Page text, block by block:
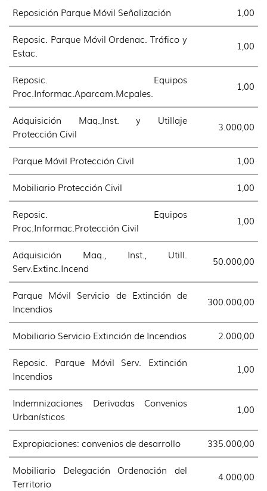
Reposición Parque Móvil Señalización 1,00
Reposic. Parque Móvil Ordenac. Tráfico y
Estac.
1,00
Reposic. Equipos
Proc.Informac.Aparcam.Mcpales.
1,00
Adquisición Maq.,Inst. y Utillaje
Protección Civil
3.000,00
Parque Móvil Protección Civil 1,00
Mobiliario Protección Civil 1,00
Reposic. Equipos
Proc.Informac.Protección Civil
1,00
Adquisición Maq., Inst., Utill.
Serv.Extinc.Incend
50.000,00
Parque Móvil Servicio de Extinción de
Incendios
300.000,00
Mobiliario Servicio Extinción de Incendios 2.000,00
Reposic. Parque Móvil Serv. Extinción
Incendios
1,00
Indemnizaciones Derivadas Convenios
Urbanísticos
1,00
Expropiaciones: convenios de desarrollo 335.000,00
Mobiliario Delegación Ordenación del
Territorio
4.000,00